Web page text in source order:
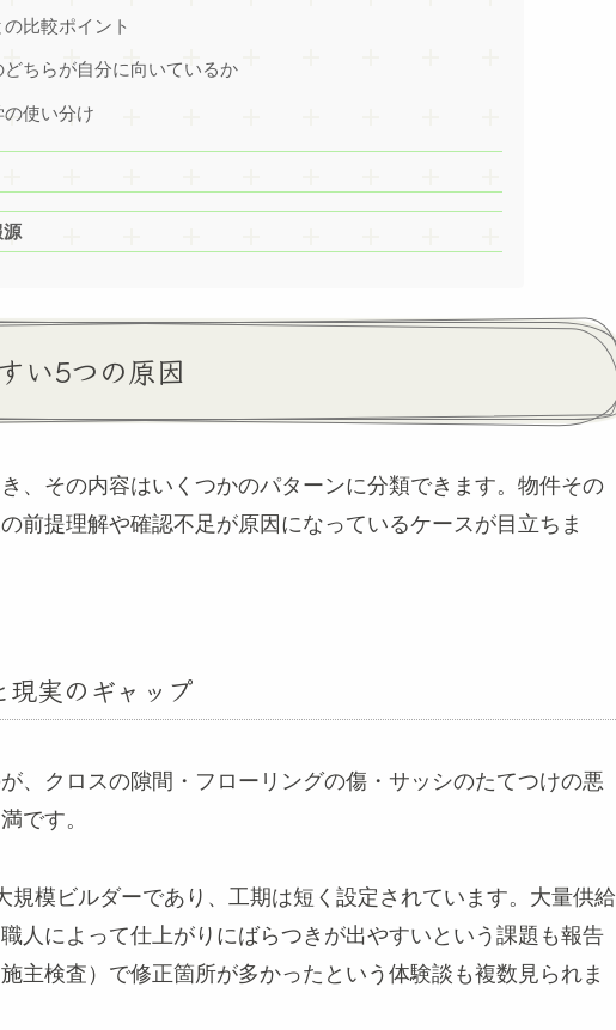
比較ポイント
ちらが自分に向いているか
使い分け
い5つの原因
、その内容はいくつかのパターンに分類できます。物件その
前提理解や確認不足が原因になっているケースが目立ちま
実のギャップ
、クロスの隙間・フローリングの傷・サッシのたてつけの悪
です。
規模ビルダーであり、工期は短く設定されています。大量供給
人によって仕上がりにばらつきが出やすいという課題も報告
主検査）で修正箇所が多かったという体験談も複数見られま